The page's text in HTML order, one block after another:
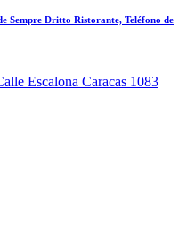
Sempre Dritto Ristorante, Teléfono de
Escalona Caracas 1083